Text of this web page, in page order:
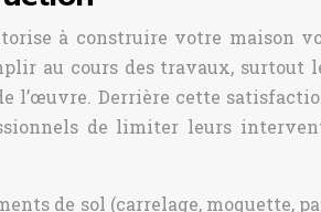
à construire votre maison
au cours des travaux, surtout
l’œuvre. Derrière cette
de limiter leurs
de sol (carrelage, moquette,